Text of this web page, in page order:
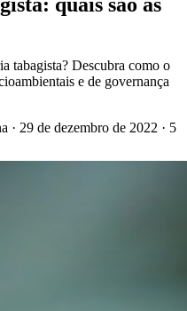
tabagista? Descubra como o
e de governança
· 29 de dezembro de 2022 · 5